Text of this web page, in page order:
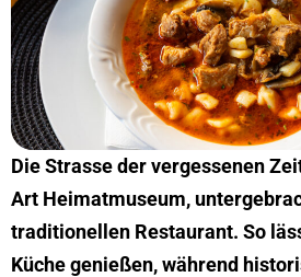
Die Strasse der vergessenen
Art Heimatmuseum,
traditionellen Restaurant. So
Küche genießen, während